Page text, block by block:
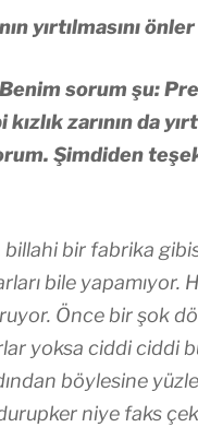
yırtılmasını
sorum şu:
zarının da
Şimdiden
bir fabrika
bile yapamıyor.
Önce bir şok
yoksa ciddi ciddi
böylesine
niye faks